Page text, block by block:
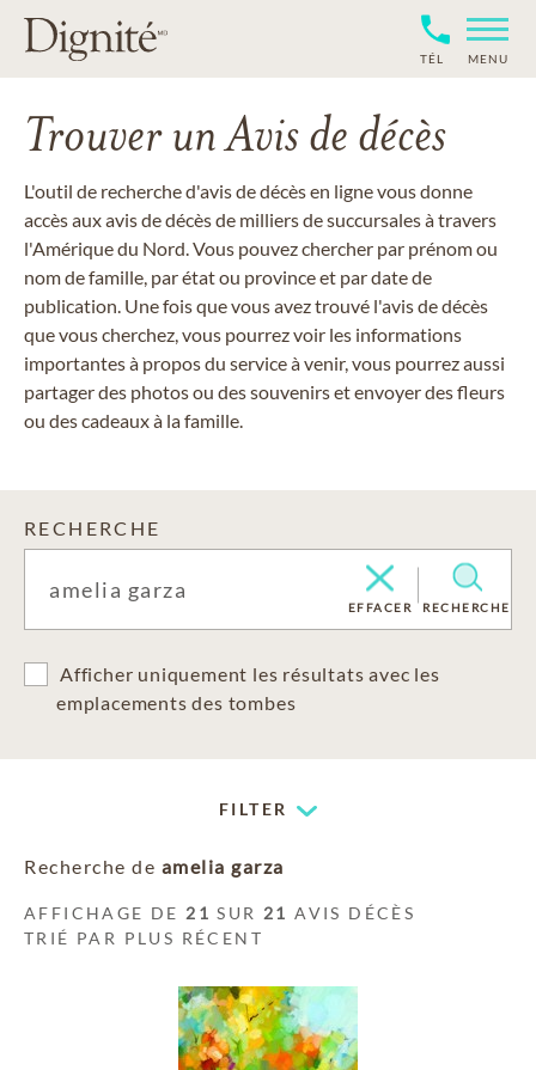
TÉL MENU
Trouver un Avis de décès
L'outil de recherche d'avis de décès en ligne vous donne
accès aux avis de décès de milliers de succursales à travers
l'Amérique du Nord. Vous pouvez chercher par prénom ou
nom de famille, par état ou province et par date de
publication. Une fois que vous avez trouvé l'avis de décès
que vous cherchez, vous pourrez voir les informations
importantes à propos du service à venir, vous pourrez aussi
partager des photos ou des souvenirs et envoyer des fleurs
ou des cadeaux à la famille.
RECHERCHE
EFFACER RECHERCHE
Afficher uniquement les résultats avec les
emplacements des tombes
FILTER
Recherche de amelia garza
AFFICHAGE DE 21 SUR 21 AVIS DÉCÈS
TRIÉ PAR PLUS RÉCENT